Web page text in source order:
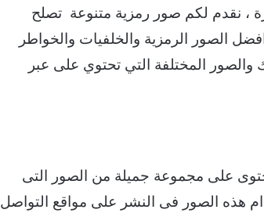
، نقدم لكم صور رمزية متنوعة تصلح
الصور الرمزية والخلفيات والخواطر
المختلفة التي تحتوي على عبر
على مجموعة جميلة من الصور التى
هذه الصور فى النشر على مواقع التواصل